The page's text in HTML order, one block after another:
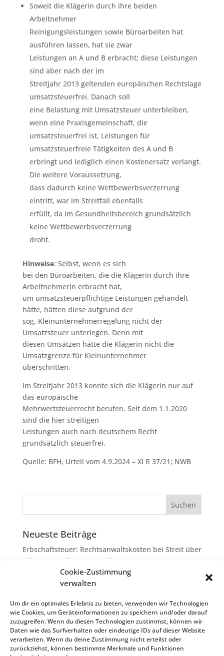
Cookie-Zustimmung
verwalten
Um dir ein optimales Erlebnis zu bieten, verwenden wir Technologien
wie Cookies, um Geräteinformationen zu speichern und/oder darauf
zuzugreifen. Wenn du diesen Technologien zustimmst, können wir
Daten wie das Surfverhalten oder eindeutige IDs auf dieser Website
verarbeiten. Wenn du deine Zustimmung nicht erteilst oder
zurückziehst, können bestimmte Merkmale und Funktionen
Soweit die Klägerin durch ihre beiden
Arbeitnehmer
Reinigungsleistungen sowie Büroarbeiten hat
ausführen lassen, hat sie zwar
Leistungen an A und B erbracht; diese Leistungen
sind aber nach der im
Streitjahr 2013 geltenden europäischen Rechtslage
umsatzsteuerfrei. Danach soll
eine Belastung mit Umsatzsteuer unterbleiben,
wenn eine Praxisgemeinschaft, die
umsatzsteuerfrei ist, Leistungen für
umsatzsteuerfreie Tätigkeiten des A und B
erbringt und lediglich einen Kostenersatz verlangt.
Die weitere Voraussetzung,
dass dadurch keine Wettbewerbsverzerrung
eintritt, war im Streitfall ebenfalls
erfüllt, da im Gesundheitsbereich grundsätzlich
keine Wettbewerbsverzerrung
droht.
Hinweise: Selbst, wenn es sich
bei den Büroarbeiten, die die Klägerin durch ihre
Arbeitnehmerin erbracht hat,
um umsatzsteuerpflichtige Leistungen gehandelt
hätte, hätten diese aufgrund der
sog. Kleinunternehmerregelung nicht der
Umsatzsteuer unterlegen. Denn mit
diesen Umsätzen hätte die Klägerin nicht die
Umsatzgrenze für Kleinunternehmer
überschritten.
Im Streitjahr 2013 konnte sich die Klägerin nur auf
das europäische
Mehrwertsteuerrecht berufen. Seit dem 1.1.2020
sind die hier streitigen
Leistungen auch nach deutschem Recht
grundsätzlich steuerfrei.
Quelle: BFH, Urteil vom 4.9.2024 – XI R 37/21; NWB
Neueste Beiträge
Erbschaftsteuer: Rechtsanwaltskosten bei Streit über
Erbauseinandersetzung als
Nachlassverbindlichkeiten
Umsatzsteuer-Umrechnungskurse Juli 2026
Keine Steuerfreiheit eines sog. Konfusionsgewinns
bei Mutterkapitalgesellschaft
Schenkungsteuer: Zinssatz von 5,5 % für die
Bewertung von Leibrenten verfassungsgemäß